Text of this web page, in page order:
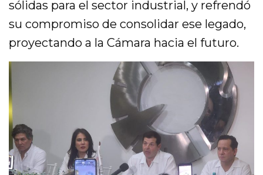
sólidas para el sector industrial, y refrendó
su compromiso de consolidar ese legado,
proyectando a la Cámara hacia el futuro.